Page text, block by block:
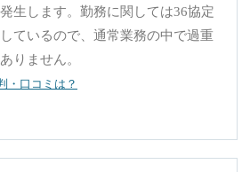
生します。勤務に関しては36協定
ているので、通常業務の中で過重
りません。
・口コミは？